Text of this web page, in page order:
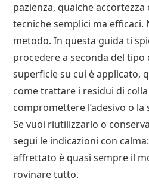
pazienza, qualche accortezza
tecniche semplici ma efficaci.
metodo. In questa guida ti
procedere a seconda del tipo
superficie su cui è applicato,
come trattare i residui di
compromettere l’adesivo o
Se vuoi riutilizzarlo o
segui le indicazioni con
affrettato è quasi sempre il
rovinare tutto.